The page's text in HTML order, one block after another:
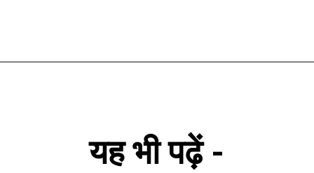
यह भी पढ़ें -